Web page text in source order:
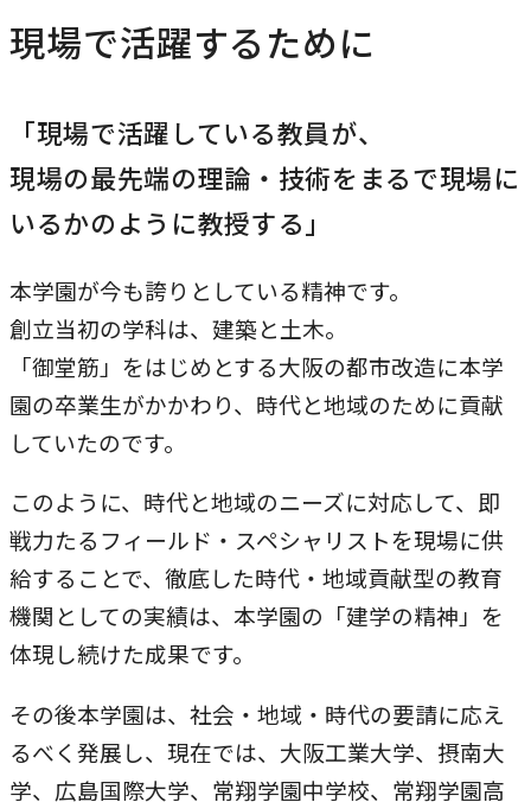
現場で活躍するために
「現場で活躍している教員が、
現場の最先端の理論・技術をまるで現場に
いるかのように教授する」
本学園が今も誇りとしている精神です。
創立当初の学科は、建築と土木。
「御堂筋」をはじめとする大阪の都市改造に本学
園の卒業生がかかわり、時代と地域のために貢献
していたのです。
このように、時代と地域のニーズに対応して、即
戦力たるフィールド・スペシャリストを現場に供
給することで、徹底した時代・地域貢献型の教育
機関としての実績は、本学園の「建学の精神」を
体現し続けた成果です。
その後本学園は、社会・地域・時代の要請に応え
るべく発展し、現在では、大阪工業大学、摂南大
学、広島国際大学、常翔学園中学校、常翔学園高